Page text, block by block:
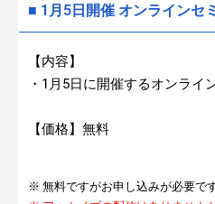
■ 1月5日開催 オンラインセ
【内容】
・1月5日に開催するオンライ
【価格】無料
※ 無料ですがお申し込みが必要です